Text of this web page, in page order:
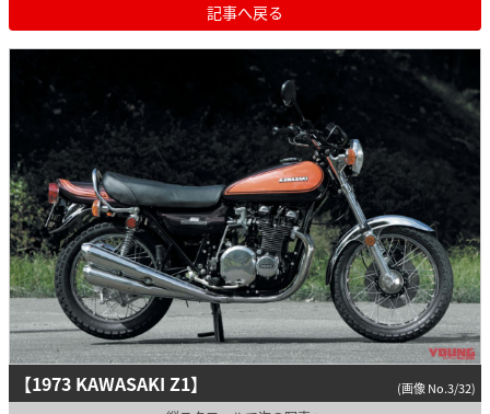
記事へ戻る
【1973 KAWASAKI Z1】 (画像 No.3/32)